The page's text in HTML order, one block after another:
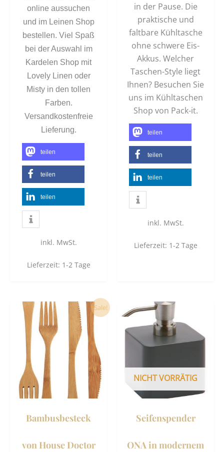
online aussuchen
und im Leinen Shop
bestellen. Viel Spaß
bei der Auswahl im
Kardelen Shop mit
Lovely Linen oder
Misty in den tollen
Farben.
Versandkostenfreie
Lieferung.
teilen
teilen
teilen
inkl. MwSt.
Lieferzeit: 1-2 Tage
in der Pause. Die
praktische und
faltbare Kühltasche
ohne schwere Eis-
Akkus. Welcher
Taschen-Style liegt
Ihnen? Besuchen Sie
uns im Kühltaschen
Shop von Pack-it.
teilen
teilen
teilen
inkl. MwSt.
Lieferzeit: 1-2 Tage
Sale!
Bambusbesteck
von House Doctor
Ursprünglicher
17,90 €
Aktueller
Preis
ist:
16,80 €.
NICHT VORRÄTIG
Seifenspender
ONA in modernem